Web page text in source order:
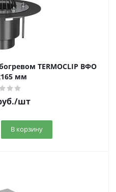
TERMOCLIP ВФО
мм
/шт
В корзину